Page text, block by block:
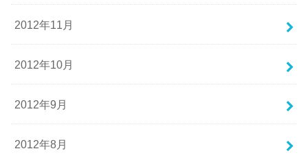
2012年11月
2012年10月
2012年9月
2012年8月